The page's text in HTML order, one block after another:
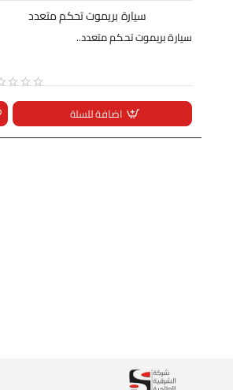
سيارة بريموت تحكم متعدد
سيارة بريموت تحكم متعدد..
اضافة للسلة